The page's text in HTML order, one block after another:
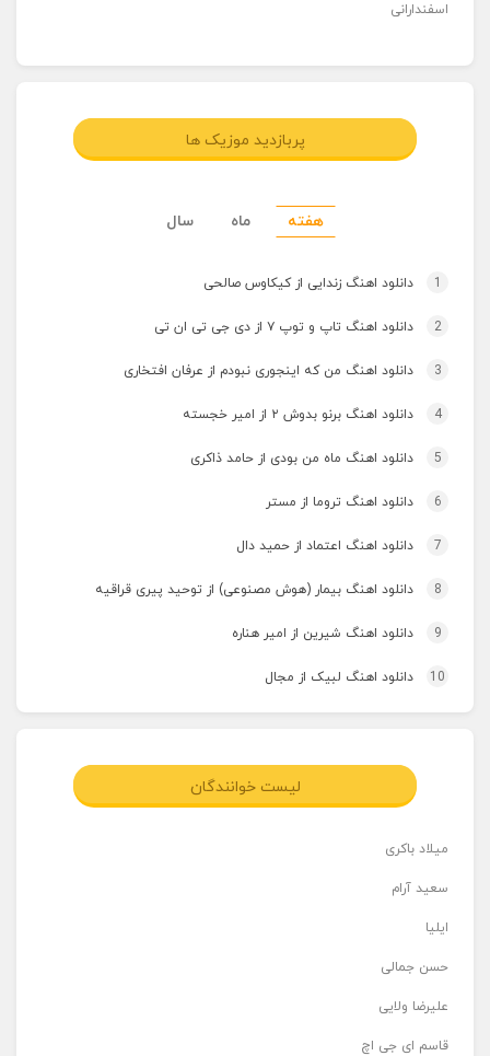
اسفندارانی
پربازدید موزیک ها
هفته ماه سال
1 دانلود اهنگ زندایی از کیکاوس صالحی
2 دانلود اهنگ تاپ و توپ ۷ از دی جی تی ان تی
3 دانلود اهنگ من که اینجوری نبودم از عرفان افتخاری
4 دانلود اهنگ برنو بدوش ۲ از امیر خجسته
5 دانلود اهنگ ماه من بودی از حامد ذاکری
6 دانلود اهنگ تروما از مستر
7 دانلود اهنگ اعتماد از حمید دال
8 دانلود اهنگ بیمار (هوش مصنوعی) از توحید پیری قراقیه
9 دانلود اهنگ شیرین از امیر هناره
10 دانلود اهنگ لبیک از مجال
لیست خوانندگان
میلاد باکری
سعید آرام
ایلیا
حسن جمالی
علیرضا ولایی
قاسم ای جی اچ